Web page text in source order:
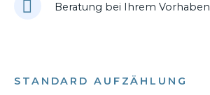
Beratung bei Ihrem Vorhaben
STANDARD AUFZÄHLUNG